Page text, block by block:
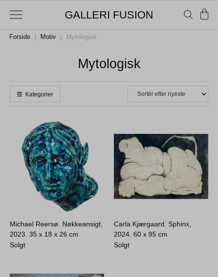
GALLERI FUSION
Forside Motiv Mytologisk
Mytologisk
Kategorier
Michael Reersø. Nøkkeansigt,
2023.35 x 18 x 26 cm
Solgt
Carla Kjærgaard. Sphinx,
2024.60 x 95 cm
Solgt